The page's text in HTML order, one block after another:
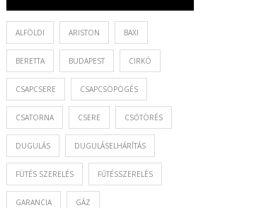
ALFÖLDI ARISTON BAXI
BERETTA BUDAPEST CIRKÓ
CSAPCSERE CSAPCSÖPÖGÉS
CSATORNA CSERE CSŐTÖRÉS
DUGULÁS DUGULÁSELHÁRÍTÁS
FÜTÉS SZERELÉS FŰTÉSSZERELÉS
GARANCIA GÁZ